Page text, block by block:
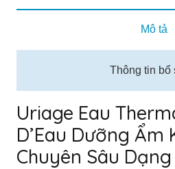
Ẩm
Nước
40ml
số
Mô tả
Thông tin bổ
Uriage Eau
D’Eau Dưỡng Ẩm
Chuyên Sâu